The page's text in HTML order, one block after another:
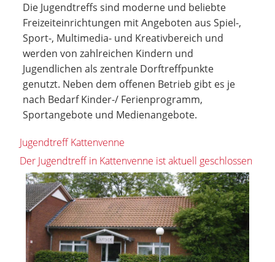
Die Jugendtreffs sind moderne und beliebte
Freizeiteinrichtungen mit Angeboten aus Spiel-,
Sport-, Multimedia- und Kreativbereich und
werden von zahlreichen Kindern und
Jugendlichen als zentrale Dorftreffpunkte
genutzt. Neben dem offenen Betrieb gibt es je
nach Bedarf Kinder-/ Ferienprogramm,
Sportangebote und Medienangebote.
Jugendtreff Kattenvenne
Der Jugendtreff in Kattenvenne ist aktuell geschlossen